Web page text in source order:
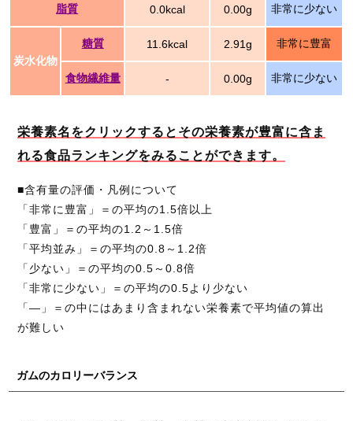
脂質 0.0kcal 0.00g 非常に少ない
炭水化物
糖質 11.6kcal 2.91g 非常に豊富
食物繊維量 - 0.00g 非常に少ない
栄養素名をクリックするとその栄養素が豊富に含ま
れる食品ランキングをみることができます。
■含有量の評価・凡例について
「非常に豊富」＝の平均の1.5倍以上
「豊富」＝の平均の1.2～1.5倍
「平均並み」＝の平均の0.8～1.2倍
「少ない」＝の平均の0.5～0.8倍
「非常に少ない」＝の平均の0.5より少ない
「―」＝の中にはあまり含まれない栄養素で平均値の算出
が難しい
ガムのカロリーバランス